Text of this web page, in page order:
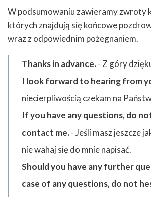
W podsumowaniu zawieramy zwroty
których znajdują się końcowe
wraz z odpowiednim pożegnaniem.
Thanks in advance.- Z góry
I look forward to hearing from
niecierpliwością czekam na
If you have any questions, do
contact me.- Jeśli masz jeszcze
nie wahaj się do mnie napisać.
Should you have any further
case of any questions, do not